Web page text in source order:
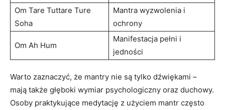
Om Tare Tuttare Ture
Soha
Mantra wyzwolenia i
ochrony
Om ‌Ah Hum
Manifestacja pełni i
jedności
Warto ‌zaznaczyć, że mantry nie ⁤są tylko dźwiękami –
mają także głęboki wymiar ⁢psychologiczny oraz duchowy.
Osoby ‌praktykujące medytację z użyciem mantr często